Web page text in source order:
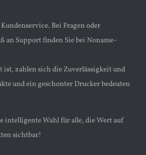
Bei Fragen oder
an Support finden Sie bei Noname-
zahlen sich die Zuverlässigkeit und
und ein geschonter Drucker bedeuten
intelligente Wahl für alle, die Wert auf
sichtbar!